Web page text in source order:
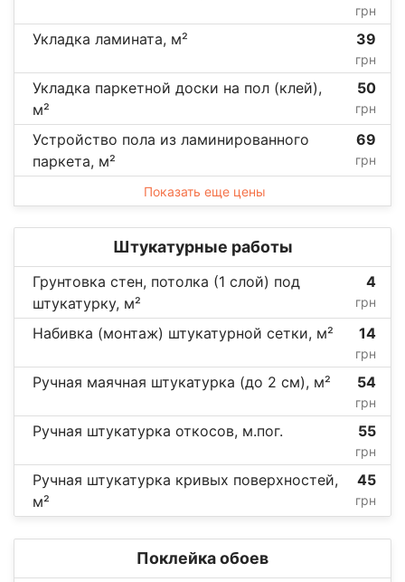
грн
Укладка ламината, м² 39
грн
Укладка паркетной доски на пол (клей),
м²
50
грн
Устройство пола из ламинированного
паркета, м²
69
грн
Показать еще цены
Штукатурные работы
Грунтовка стен, потолка (1 слой) под
штукатурку, м²
4
грн
Набивка (монтаж) штукатурной сетки, м² 14
грн
Ручная маячная штукатурка (до 2 см), м² 54
грн
Ручная штукатурка откосов, м.пог. 55
грн
Ручная штукатурка кривых поверхностей,
м²
45
грн
Поклейка обоев